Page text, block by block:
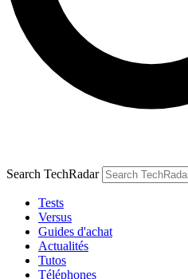
Search TechRadar
Tests
Versus
Guides d'achat
Actualités
Tutos
Téléphones